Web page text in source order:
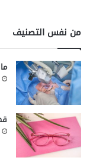
من نفس التصنيف